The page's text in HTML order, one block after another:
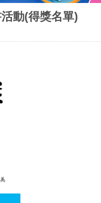
動(得獎名單)